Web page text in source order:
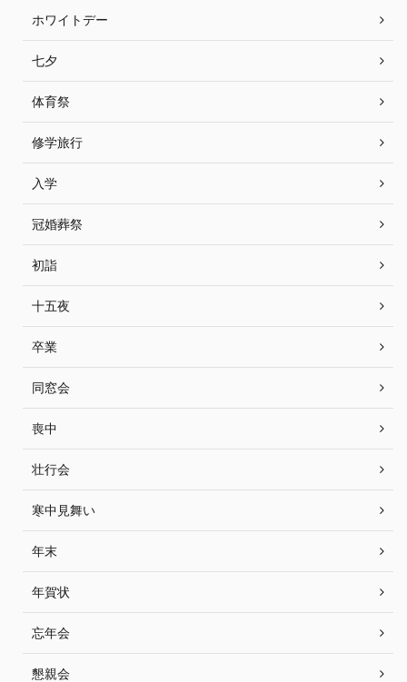
ホワイトデー
七夕
体育祭
修学旅行
入学
冠婚葬祭
初詣
十五夜
卒業
同窓会
喪中
壮行会
寒中見舞い
年末
年賀状
忘年会
懇親会